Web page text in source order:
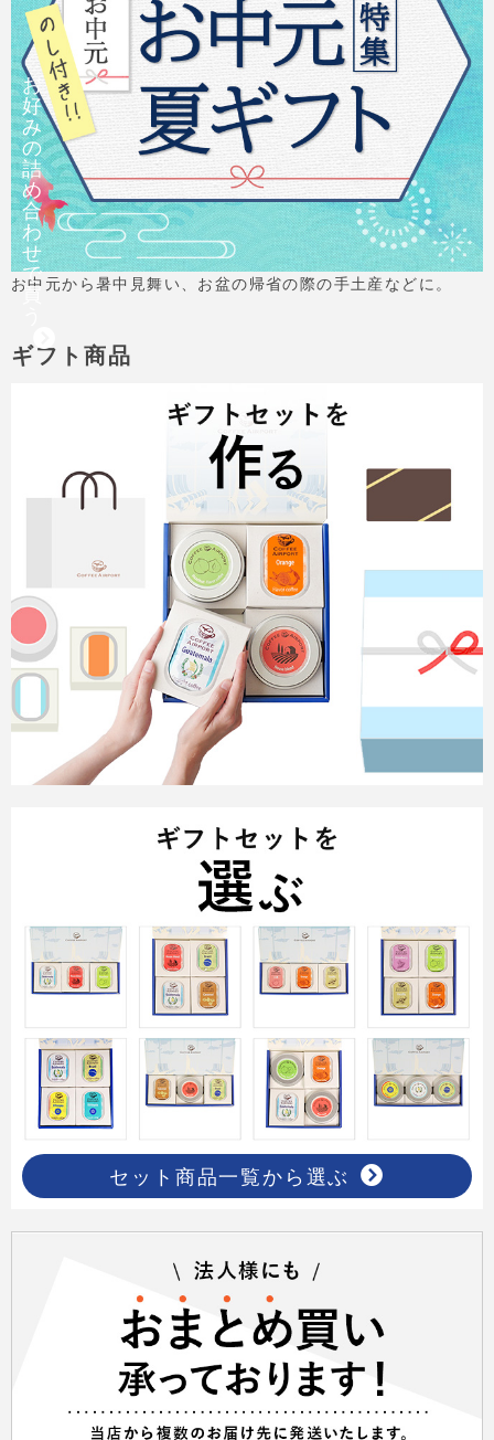
お中元から暑中見舞い、お盆の帰省の際の手土産などに。
ギフト商品
お
好
み
の
詰
め
合
わ
せ
で
買
セット商品一覧から選ぶ